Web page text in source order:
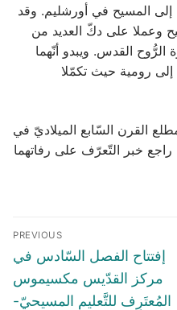
إلى المسيح في أورشليم. وقد
وعملا على دكّ العديد من
الرُّوح القدس. ويبدو أنّهما
58 م. واستيقا إلى رومية حيث تكمّلا
القرن السّابع الميلاديّ في
خبر التّعرّف على رفاتهما
Post
navigation
PREVIOUS
Previous
post:
إفتتاح الفصل السّادس في
مركز القدّيس مكسيموس
المُعتَرِف للتَّعليم المسيحيّ-